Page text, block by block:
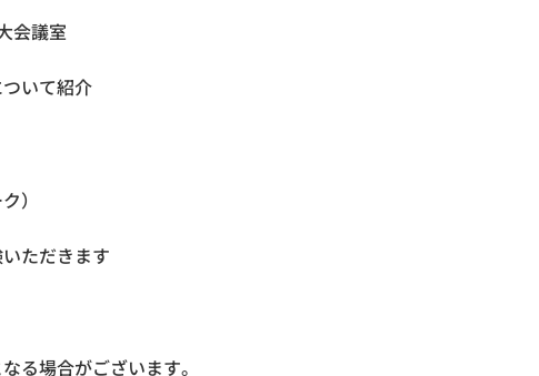
会議室
いて紹介
きます
がございます。